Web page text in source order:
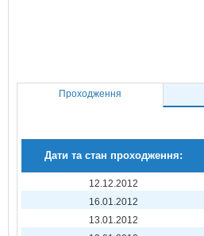
Проходження
Дати та стан проходження:
12.12.2012
16.01.2012
13.01.2012